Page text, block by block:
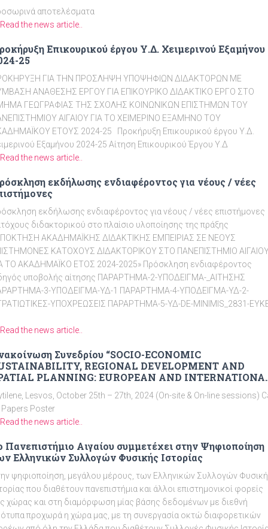
ΚΑΤΟΧΟΥΣ ΔΙΔΑΚΤΟΡΙΚΟΥ ΣΤΟ
ΑΙΓΑΙΟΥ ΓΙΑ ΤΟ ΑΚΑΔΗΜΑΪΚΟ ΕΤΟΣ
αποτελέσματα
Read the news article..
Επικουρικού έργου Υ.Δ. Χειμερινού Εξαμήνου
25
ΓΙΑ ΤΗΝ ΠΡΟΣΛΗΨΗ ΥΠΟΨΗΦΙΩΝ ΔΙΔΑΚΤΟΡΩΝ ΜΕ
ΑΝΑΘΕΣΗΣ ΕΡΓΟΥ ΓΙΑ ΕΠΙΚΟΥΡΙΚΟ ΔΙΔΑΚΤΙΚΟ ΕΡΓΟ ΣΤΟ
ΓΕΩΓΡΑΦΙΑΣ ΤΗΣ ΣΧΟΛΗΣ ΚΟΙΝΩΝΙΚΩΝ ΕΠΙΣΤΗΜΩΝ ΤΟΥ
ΑΙΓΑΙΟΥ ΓΙΑ ΤΟ ΧΕΙΜΕΡΙΝΟ ΕΞΑΜΗΝΟ ΤΟΥ
ΕΤΟΥΣ 2024-25 Προκήρυξη Επικουρικού έργου Υ.Δ.
Εξαμήνου 2024-25 Αίτηση Επικουρικού Έργου Υ.Δ
Read the news article..
εκδήλωσης ενδιαφέροντος για νέους / νέες
εκδήλωσης ενδιαφέροντος για νέους / νέες επιστήμονες
διδακτορικού στο πλαίσιο υλοποίησης της πράξης
ΑΚΑΔΗΜΑΪΚΗΣ ΔΙΔΑΚΤΙΚΗΣ ΕΜΠΕΙΡΙΑΣ ΣΕ ΝΕΟΥΣ
ΚΑΤΟΧΟΥΣ ΔΙΔΑΚΤΟΡΙΚΟΥ ΣΤΟ ΠΑΝΕΠΙΣΤΗΜΙΟ
ΤΟ ΑΚΑΔΗΜΑΪΚΟ ΕΤΟΣ 2024-2025» Πρόσκληση ενδιαφέροντος
υποβολής αίτησης ΠΑΡΑΡΤΗΜΑ-2-ΥΠΟΔΕΙΓΜΑ-_ΑΙΤΗΣΗΣ
3-ΥΠΟΔΕΙΓΜΑ-ΥΔ-1 ΠΑΡΑΡΤΗΜΑ-4-ΥΠΟΔΕΙΓΜΑ-ΥΔ-2-
ΥΠΟΧΡΕΩΣΕΙΣ ΠΑΡΑΡΤΗΜΑ-5-ΥΔ-DE-MINIMIS_2831-
Read the news article..
Συνεδρίου “SOCIO-ECONOMIC
REGIONAL DEVELOPMENT AND
PLANNING: EUROPEAN AND
Lesvos, October 25th – 27th, 2024 (On-site & On-line sessions)
Poster
Read the news article..
Πανεπιστήμιο Αιγαίου συμμετέχει στην Ψηφιοποίηση
Ελληνικών Συλλογών Φυσικής Ιστορίας
ψηφιοποίηση, μεγάλου μέρους, των Ελληνικών Συλλογών
που διαθέτουν πανεπιστήμια και άλλοι επιστημονικοί φορείς
χώρας και στη διαμόρφωση μίας βάσης δεδομένων με διεθνή
προχωρά η χώρα μας, με τη συνεργασία οκτώ διαφορετικών